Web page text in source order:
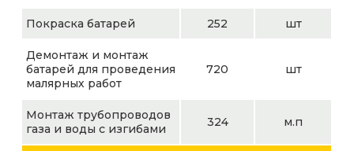
Покраска батарей 252 шт
Демонтаж и монтаж
батарей для проведения
малярных работ
720 шт
Монтаж трубопроводов
газа и воды с изгибами
324 м.п